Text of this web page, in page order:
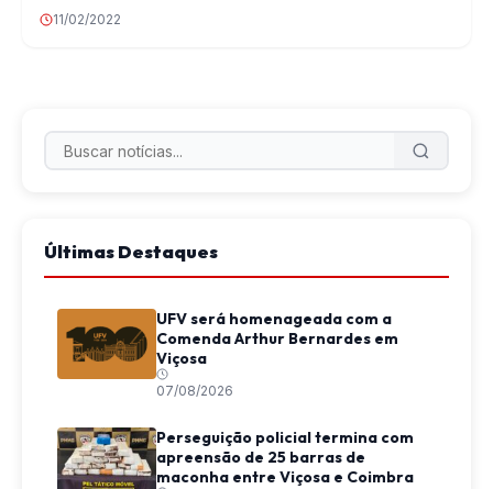
11/02/2022
Últimas Destaques
UFV será homenageada com a
Comenda Arthur Bernardes em
Viçosa
07/08/2026
Perseguição policial termina com
apreensão de 25 barras de
maconha entre Viçosa e Coimbra